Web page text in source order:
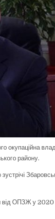
окупаційна
району.
від ОПЗЖ у 2020